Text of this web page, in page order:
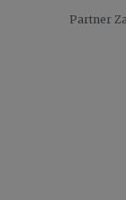
Partner